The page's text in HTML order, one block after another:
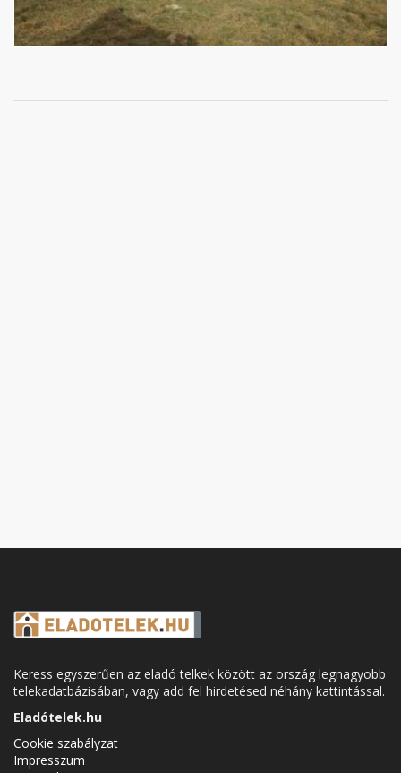
Keress egyszerűen az eladó telkek között az ország legnagyobb
telekadatbázisában, vagy add fel hirdetésed néhány kattintással.
Eladótelek.hu
Cookie szabályzat
Impresszum